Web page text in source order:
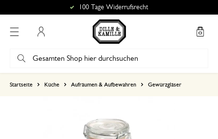
100 Tage Widerrufsrecht
Startseite Küche Aufräumen & Aufbewahren Gewürzgläser